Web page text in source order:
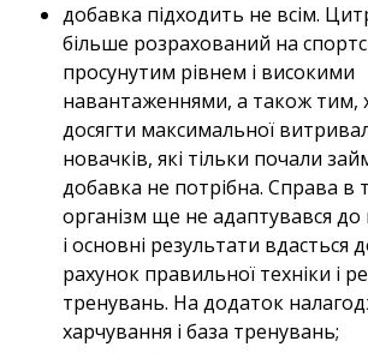
добавка підходить не всім.
більше розрахований на
просунутим рівнем і високими
навантаженнями, а також тим,
досягти максимальної
новачків, які тільки почали
добавка не потрібна. Справа в
організм ще не адаптувався
і основні результати вдасться
рахунок правильної техніки і
тренувань. На додаток
харчування і база тренувань;